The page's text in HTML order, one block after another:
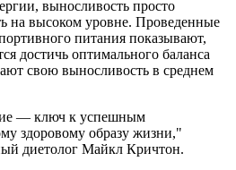
выносливость просто
на высоком уровне. Проведенные
питания показывают,
достичь оптимального баланса
свою выносливость в среднем
— ключ к успешным
здоровому образу жизни,"
диетолог Майкл Кричтон.